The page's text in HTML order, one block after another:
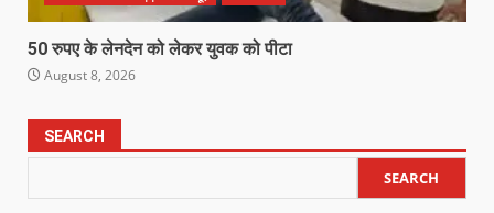
50 रुपए के लेनदेन को लेकर युवक को पीटा
August 8, 2026
SEARCH
SEARCH